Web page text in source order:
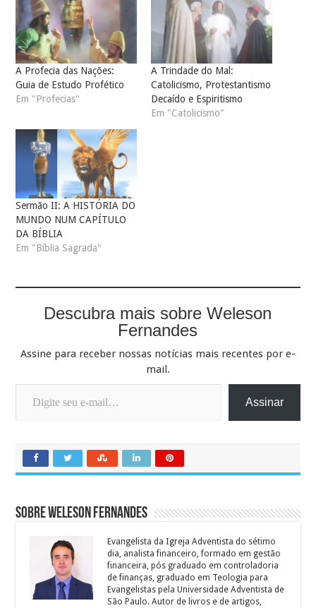
A Profecia das Nações:
Guia de Estudo Profético
Em "Profecias"
A Trindade do Mal:
Catolicismo, Protestantismo
Decaído e Espiritismo
Em "Catolicismo"
Sermão II: A HISTÓRIA DO
MUNDO NUM CAPÍTULO
DA BÍBLIA
Em "Bíblia Sagrada"
Descubra mais sobre Weleson
Fernandes
Assine para receber nossas notícias mais recentes por e-
mail.
Digite seu e-mail…
Assinar
Sobre Weleson Fernandes
Evangelista da Igreja Adventista do sétimo
dia, analista financeiro, formado em gestão
financeira, pós graduado em controladoria
de finanças, graduado em Teologia para
Evangelistas pela Universidade Adventista de
São Paulo. Autor de livros e de artigos,